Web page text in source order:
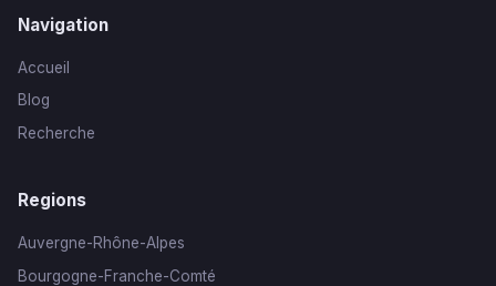
Navigation
Accueil
Blog
Recherche
Regions
Auvergne-Rhône-Alpes
Bourgogne-Franche-Comté